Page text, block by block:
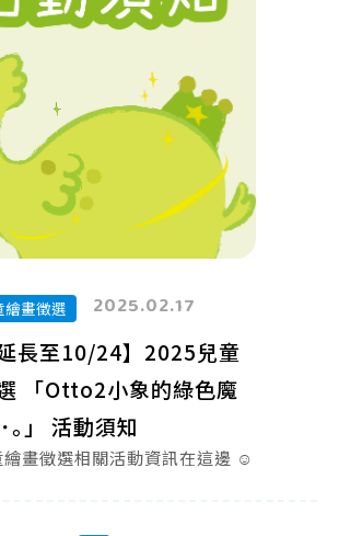
繪畫徵選 2025.02.17
延長至10/24】2025兒童
「Otto2小象的綠色魔
」 活動須知
畫徵選相關活動資訊在這邊 ☺